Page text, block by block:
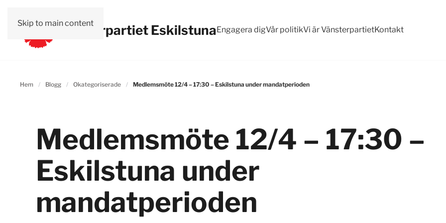
Skip to main contentVänsterpartiet EskilstunaEngagera digVår politikVi är VänsterpartietKontakt
Hem Blogg Okategoriserade Medlemsmöte 12/4 – 17:30 – Eskilstuna under mandatperioden
Medlemsmöte 12/4 – 17:30 –
Eskilstuna under
mandatperioden